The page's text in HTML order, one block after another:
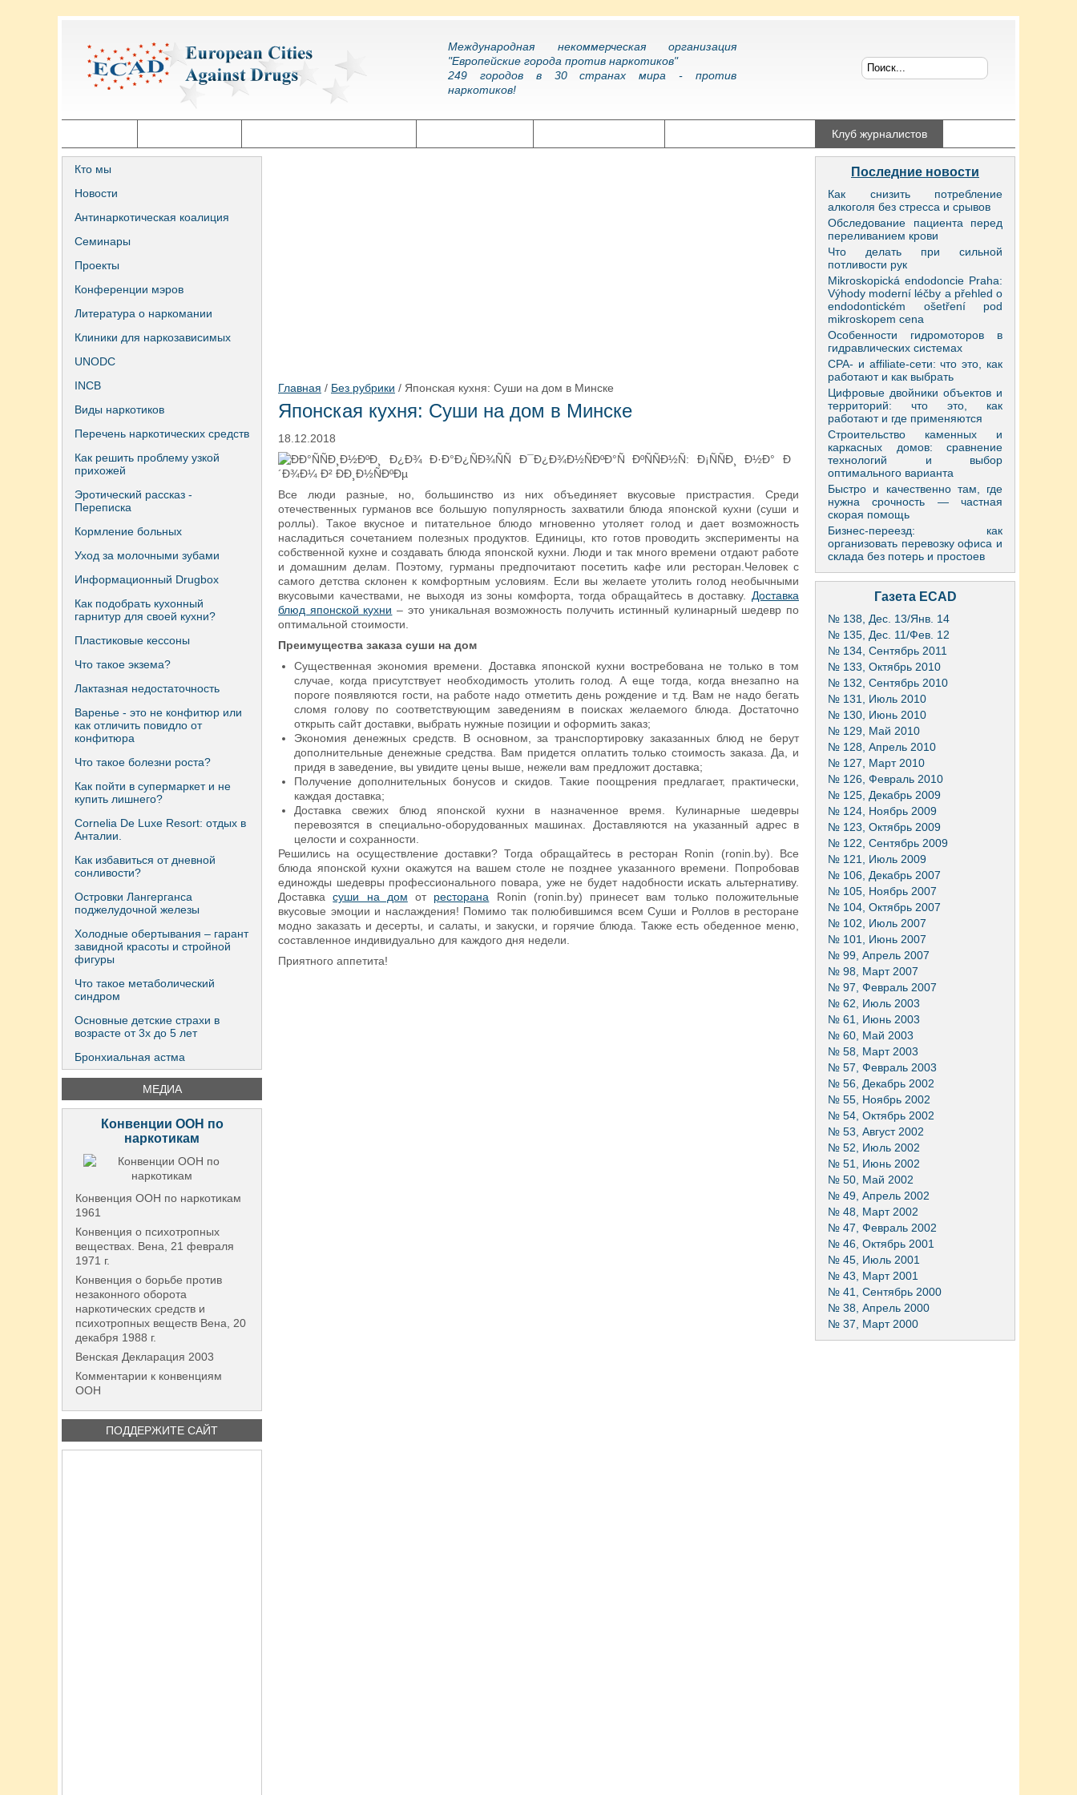
Международная некоммерческая организация
"Европейские города против наркотиков"
249 городов в 30 странах мира - против
наркотиков!
Клуб журналистов
Кто мы
Новости
Антинаркотическая коалиция
Семинары
Проекты
Конференции мэров
Литература о наркомании
Клиники для наркозависимых
UNODC
INCB
Виды наркотиков
Перечень наркотических средств
Как решить проблему узкой
прихожей
Эротический рассказ -
Переписка
Кормление больных
Уход за молочными зубами
Информационный Drugbox
Как подобрать кухонный
гарнитур для своей кухни?
Пластиковые кессоны
Что такое экзема?
Лактазная недостаточность
Варенье - это не конфитюр или
как отличить повидло от
конфитюра
Что такое болезни роста?
Как пойти в супермаркет и не
купить лишнего?
Сornelia De Luxe Resort: отдых в
Анталии.
Как избавиться от дневной
сонливости?
Островки Лангерганса
поджелудочной железы
Холодные обертывания – гарант
завидной красоты и стройной
фигуры
Что такое метаболический
синдром
Основные детские страхи в
возрасте от 3х до 5 лет
Бронхиальная астма
МЕДИА
Конвенции ООН по
наркотикам
Конвенция ООН по наркотикам
1961
Конвенция о психотропных
веществах. Вена, 21 февраля
1971 г.
Конвенция о борьбе против
незаконного оборота
наркотических средств и
психотропных веществ Вена, 20
декабря 1988 г.
Венская Декларация 2003
Комментарии к конвенциям
ООН
ПОДДЕРЖИТЕ САЙТ
Главная / Без рубрики / Японская кухня: Суши на дом в Минске
Японская кухня: Суши на дом в Минске
18.12.2018
Все люди разные, но, большинство из них объединяет вкусовые пристрастия. Среди
отечественных гурманов все большую популярность захватили блюда японской кухни (суши и
роллы). Такое вкусное и питательное блюдо мгновенно утоляет голод и дает возможность
насладиться сочетанием полезных продуктов. Единицы, кто готов проводить эксперименты на
собственной кухне и создавать блюда японской кухни. Люди и так много времени отдают работе
и домашним делам. Поэтому, гурманы предпочитают посетить кафе или ресторан.Человек с
самого детства склонен к комфортным условиям. Если вы желаете утолить голод необычными
вкусовыми качествами, не выходя из зоны комфорта, тогда обращайтесь в доставку. Доставка
блюд японской кухни – это уникальная возможность получить истинный кулинарный шедевр по
оптимальной стоимости.
Преимущества заказа суши на дом
Существенная экономия времени. Доставка японской кухни востребована не только в том
случае, когда присутствует необходимость утолить голод. А еще тогда, когда внезапно на
пороге появляются гости, на работе надо отметить день рождение и т.д. Вам не надо бегать
сломя голову по соответствующим заведениям в поисках желаемого блюда. Достаточно
открыть сайт доставки, выбрать нужные позиции и оформить заказ;
Экономия денежных средств. В основном, за транспортировку заказанных блюд не берут
дополнительные денежные средства. Вам придется оплатить только стоимость заказа. Да, и
придя в заведение, вы увидите цены выше, нежели вам предложит доставка;
Получение дополнительных бонусов и скидов. Такие поощрения предлагает, практически,
каждая доставка;
Доставка свежих блюд японской кухни в назначенное время. Кулинарные шедевры
перевозятся в специально-оборудованных машинах. Доставляются на указанный адрес в
целости и сохранности.
Решились на осуществление доставки? Тогда обращайтесь в ресторан Ronin (ronin.by). Все
блюда японской кухни окажутся на вашем столе не позднее указанного времени. Попробовав
единожды шедевры профессионального повара, уже не будет надобности искать альтернативу.
Доставкасуши на дом от ресторана Ronin (ronin.by) принесет вам только положительные
вкусовые эмоции и наслаждения! Помимо так полюбившимся всем Суши и Роллов в ресторане
модно заказать и десерты, и салаты, и закуски, и горячие блюда. Также есть обеденное меню,
составленное индивидуально для каждого дня недели.
Приятного аппетита!
Последние новости
Как снизить потребление
алкоголя без стресса и срывов
Обследование пациента перед
переливанием крови
Что делать при сильной
потливости рук
Mikroskopická endodoncie Praha:
Výhody moderní léčby a přehled o
endodontickém ošetření pod
mikroskopem cena
Особенности гидромоторов в
гидравлических системах
CPA- и affiliate-сети: что это, как
работают и как выбрать
Цифровые двойники объектов и
территорий: что это, как
работают и где применяются
Строительство каменных и
каркасных домов: сравнение
технологий и выбор
оптимального варианта
Быстро и качественно там, где
нужна срочность — частная
скорая помощь
Бизнес-переезд: как
организовать перевозку офиса и
склада без потерь и простоев
Газета ECAD
№ 138, Дес. 13/Янв. 14
№ 135, Дес. 11/Фев. 12
№ 134, Сентябрь 2011
№ 133, Октябрь 2010
№ 132, Сентябрь 2010
№ 131, Июль 2010
№ 130, Июнь 2010
№ 129, Май 2010
№ 128, Апрель 2010
№ 127, Март 2010
№ 126, Февраль 2010
№ 125, Декабрь 2009
№ 124, Ноябрь 2009
№ 123, Октябрь 2009
№ 122, Сентябрь 2009
№ 121, Июль 2009
№ 106, Декабрь 2007
№ 105, Ноябрь 2007
№ 104, Октябрь 2007
№ 102, Июль 2007
№ 101, Июнь 2007
№ 99, Апрель 2007
№ 98, Март 2007
№ 97, Февраль 2007
№ 62, Июль 2003
№ 61, Июнь 2003
№ 60, Май 2003
№ 58, Март 2003
№ 57, Февраль 2003
№ 56, Декабрь 2002
№ 55, Ноябрь 2002
№ 54, Октябрь 2002
№ 53, Август 2002
№ 52, Июль 2002
№ 51, Июнь 2002
№ 50, Май 2002
№ 49, Апрель 2002
№ 48, Март 2002
№ 47, Февраль 2002
№ 46, Октябрь 2001
№ 45, Июль 2001
№ 43, Март 2001
№ 41, Сентябрь 2000
№ 38, Апрель 2000
№ 37, Март 2000